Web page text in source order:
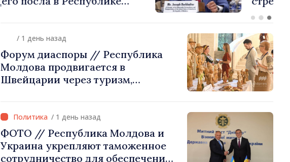
/ 1 день назад
Форум диаспоры // Республика
Молдова продвигается в
Швейцарии через туризм,
/ 1 день назад
ФОТО // Республика Молдова и
Украина укрепляют таможенное
сотрудничество для обеспечения